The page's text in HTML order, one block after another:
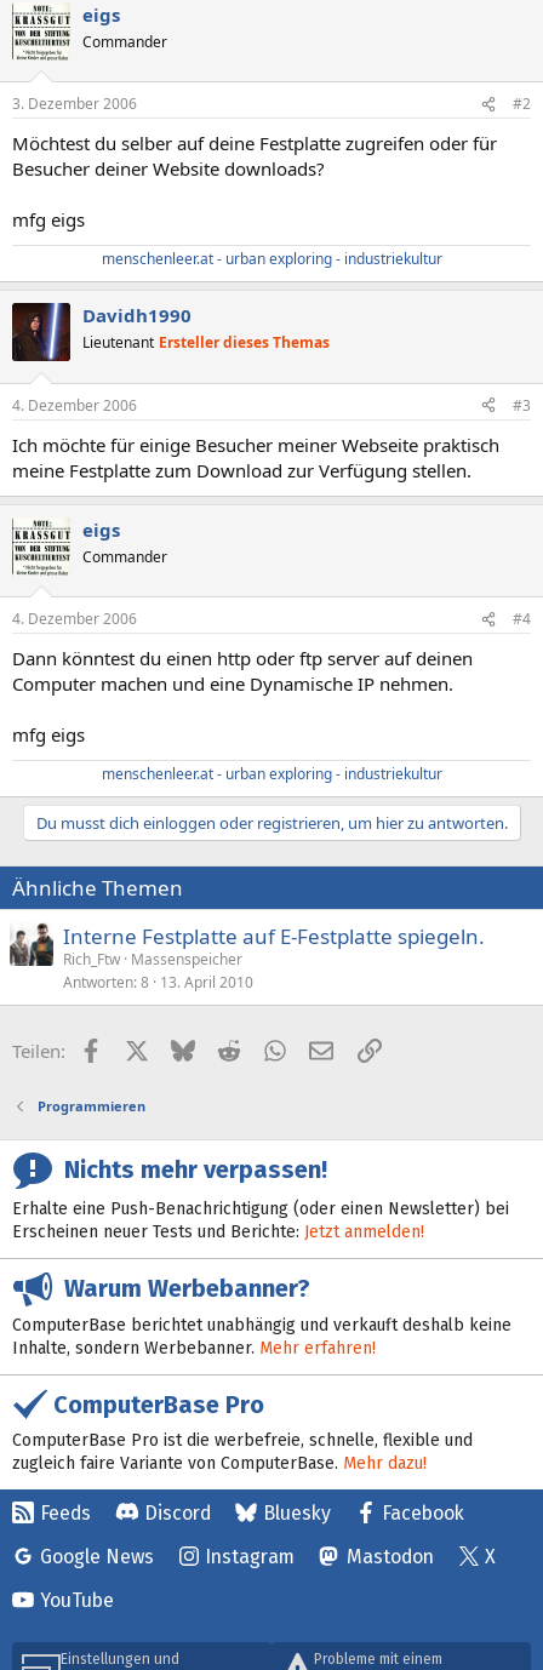
eigs
Commander
3. Dezember 2006 #2
Möchtest du selber auf deine Festplatte zugreifen oder für
Besucher deiner Website downloads?
mfg eigs
menschenleer.at - urban exploring - industriekultur
Davidh1990
Lieutenant Ersteller dieses Themas
4. Dezember 2006 #3
Ich möchte für einige Besucher meiner Webseite praktisch
meine Festplatte zum Download zur Verfügung stellen.
eigs
Commander
4. Dezember 2006 #4
Dann könntest du einen http oder ftp server auf deinen
Computer machen und eine Dynamische IP nehmen.
mfg eigs
menschenleer.at - urban exploring - industriekultur
Du musst dich einloggen oder registrieren, um hier zu antworten.
Ähnliche Themen
Interne Festplatte auf E-Festplatte spiegeln.
Rich_Ftw Massenspeicher
Antworten 8 13. April 2010
Teilen: FacebookX (Twitter)
BlueskyRedditWhatsApp
E-MailLink
Programmieren
Nichts mehr verpassen!
Erhalte eine Push-Benachrichtigung (oder einen Newsletter) bei
Erscheinen neuer Tests und Berichte: Jetzt anmelden!
Warum Werbebanner?
ComputerBase berichtet unabhängig und verkauft deshalb keine
Inhalte, sondern Werbebanner. Mehr erfahren!
ComputerBase Pro
ComputerBase Pro ist die werbefreie, schnelle, flexible und
zugleich faire Variante von ComputerBase. Mehr dazu!
Feeds Discord Bluesky
Facebook
Google News
Instagram Mastodon
X
YouTube
Einstellungen und Probleme mit einem